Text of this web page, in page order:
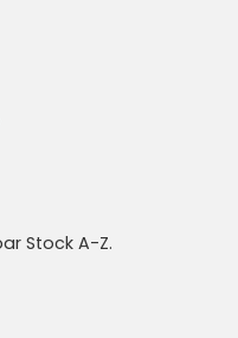
Stock A-Z.